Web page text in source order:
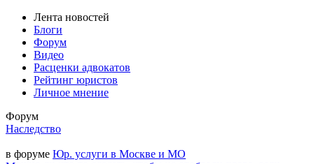
Лента новостей
Блоги
Форум
Видео
Расценки адвокатов
Рейтинг юристов
Личное мнение
Форум
Наследство
в форуме Юр. услуги в Москве и МО